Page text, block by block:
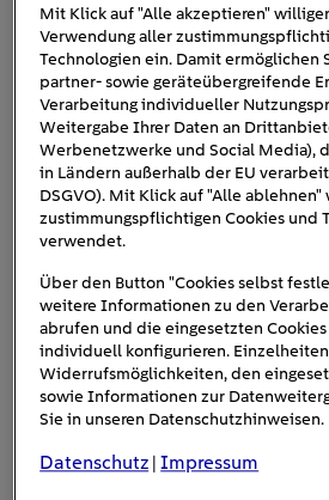
wie Dosen oder Deckel
Korb, da sie sich durch die
verformen könnten. Achten
sicher fixiert sind, um nicht
und her zu rutschen.
Filter nicht blockieren:
keine großen Teile den
blockieren, da dies die
beeinträchtigen könnte.
Mit Klick auf "Alle akzeptieren"
Verwendung aller
Technologien ein. Damit ermöglichen
partner- sowie geräteübergreifende
Verarbeitung individueller
Weitergabe Ihrer Daten an
Werbenetzwerke und Social Media),
in Ländern außerhalb der EU
DSGVO). Mit Klick auf "Alle ablehnen"
zustimmungspflichtigen Cookies und
verwendet.
Über den Button "Cookies selbst
weitere Informationen zu den
abrufen und die eingesetzten
individuell konfigurieren.
Widerrufsmöglichkeiten, den
sowie Informationen zur
Sie in unseren Datenschutzhinweisen.
Datenschutz |Impressum